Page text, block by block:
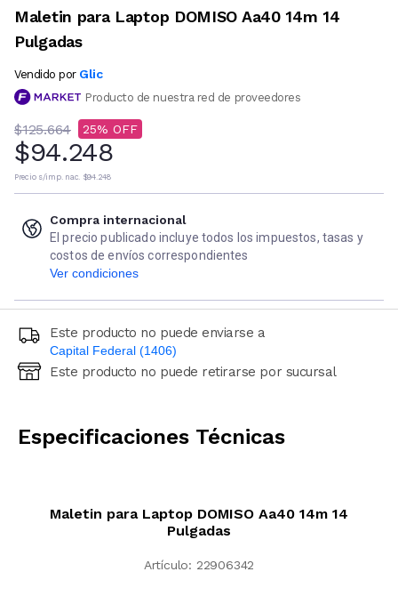
Maletin para Laptop DOMISO Aa40 14m 14
Pulgadas
Vendido por Glic
Producto de nuestra red de proveedores
$125.664 25
$94.248
Precio s/imp. nac. $94.248
Compra internacional
El precio publicado incluye todos los impuestos, tasas y
costos de envíos correspondientes
Ver condiciones
Este producto no puede enviarse a
Capital Federal (1406)
Ingresá código postal (sólo números)
Este producto no puede retirarse por sucursal
Especificaciones Técnicas
Maletin para Laptop DOMISO Aa40 14m 14
Pulgadas
Artículo: 22906342